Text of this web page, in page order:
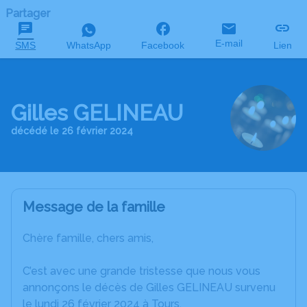
Partager
SMS WhatsApp Facebook E-mail Lien
Gilles GELINEAU
décédé le 26 février 2024
Message de la famille
Chère famille, chers amis,
C’est avec une grande tristesse que nous vous
annonçons le décès de Gilles GELINEAU survenu
le lundi 26 février 2024 à Tours.